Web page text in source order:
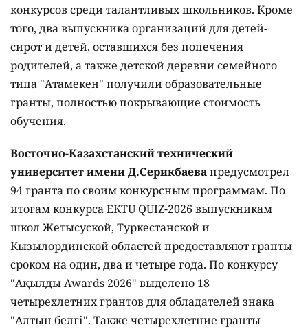
конкурсов среди талантливых школьников. Кроме
того, два выпускника организаций для детей-
сирот и детей, оставшихся без попечения
родителей, а также детской деревни семейного
типа "Атамекен" получили образовательные
гранты, полностью покрывающие стоимость
обучения.
Восточно-Казахстанский технический
университет имени Д.Серикбаевапредусмотрел
94 гранта по своим конкурсным программам. По
итогам конкурса EKTU QUIZ-2026 выпускникам
школ Жетысуской, Туркестанской и
Кызылординской областей предоставляют гранты
сроком на один, два и четыре года. По конкурсу
"Ақылды Awards 2026" выделено 18
четырехлетних грантов для обладателей знака
"Алтын белгі". Также четырехлетние гранты